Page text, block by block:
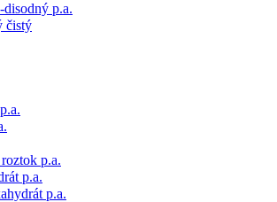
disodný p.a.
čistý
p.a.
p.a.
p.a.